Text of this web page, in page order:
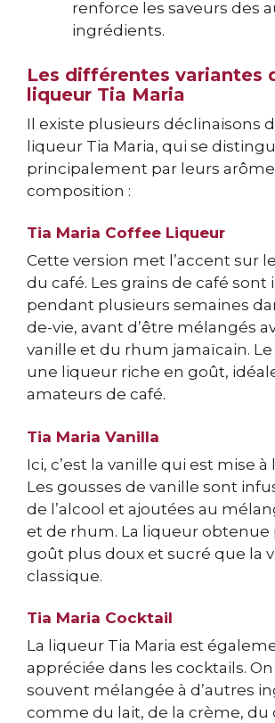
renforce les saveurs des
ingrédients.
Les différentes variantes
liqueur Tia Maria
Il existe plusieurs déclinaisons
liqueur Tia Maria, qui se
principalement par leurs
composition :
Tia Maria Coffee Liqueur
Cette version met l’accent sur
du café. Les grains de café sont
pendant plusieurs semaines
de-vie, avant d’être mélangés
vanille et du rhum jamaïcain.
une liqueur riche en goût,
amateurs de café.
Tia Maria Vanilla
Ici, c’est la vanille qui est mise à
Les gousses de vanille sont
de l’alcool et ajoutées au
et de rhum. La liqueur obtenue
goût plus doux et sucré que la
classique.
Tia Maria Cocktail
La liqueur Tia Maria est
appréciée dans les cocktails.
souvent mélangée à d’autres
comme du lait, de la crème, du